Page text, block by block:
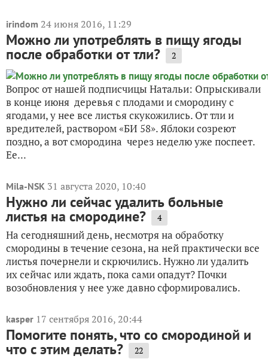
irindom 24 июня 2016, 11:29
Можно ли употреблять в пищу ягоды
после обработки от тли? 2
Вопрос от нашей подписчицы Натальи: Опрыскивали
в конце июня деревья с плодами и смородину с
ягодами, у нее все листья скукожились. От тли и
вредителей, раствором «БИ 58». Яблоки созреют
поздно, а вот смородина через неделю уже поспеет.
Ее...
Mila-NSK 31 августа 2020, 10:40
Нужно ли сейчас удалить больные
листья на смородине? 4
На сегодняшний день, несмотря на обработку
смородины в течение сезона, на ней практически все
листья почернели и скрючились. Нужно ли удалить
их сейчас или ждать, пока сами опадут? Почки
возобновления у нее уже давно сформировались.
kasper 17 сентября 2016, 20:44
Помогите понять, что со смородиной и
что с этим делать? 22